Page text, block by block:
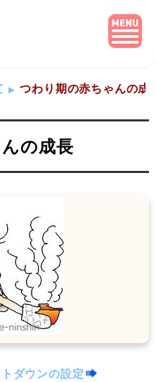
つわり期の赤ちゃんの成
の成長
ダウンの設定